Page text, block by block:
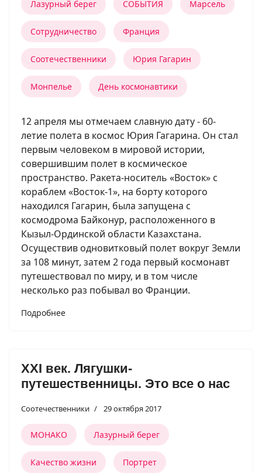
Лазурный берег СОБЫТИЯ Марсель
Сотрудничество Франция
Соотечественники Юрия Гагарин
Монпелье День космонавтики
12 апреля мы отмечаем славную дату - 60-
летие полета в космос Юрия Гагарина. Он стал
первым человеком в мировой истории,
совершившим полет в космическое
пространство. Ракета-носитель «Восток» с
кораблем «Восток-1», на борту которого
находился Гагарин, была запущена с
космодрома Байконур, расположенного в
Кызыл-Ординской области Казахстана.
Осуществив одновитковый полет вокруг Земли
за 108 минут, затем 2 года первый космонавт
путешествовал по миру, и в том числе
несколько раз побывал во Франции.
Подробнее
XXI век. Лягушки-
путешественницы. Это все о нас
Соотечественники 29 октября 2017
МОНАКО Лазурный берег
Качество жизни Портрет